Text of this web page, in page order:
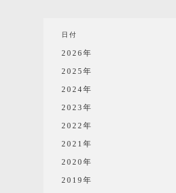
日付
2026年
2025年
2024年
2023年
2022年
2021年
2020年
2019年